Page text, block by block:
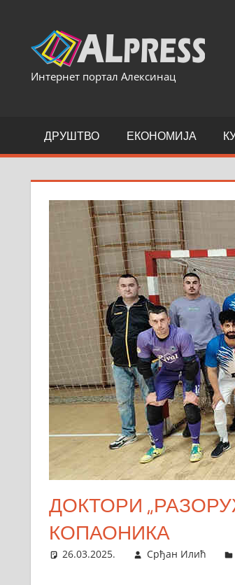
content
Интернет портал Алексинац
ДРУШТВО ЕКОНОМИЈА
ДОКТОРИ
КОПАОНИКА
26.03.2025. Срђан Илић